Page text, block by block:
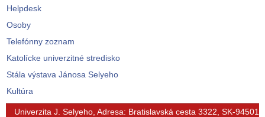
Helpdesk
Osoby
Telefónny zoznam
Katolícke univerzitné stredisko
Stála výstava Jánosa Selyeho
Kultúra
© Free Joomla! 3 Modules - by VinaGecko.com
Univerzita J. Selyeho, Adresa: Bratislavská cesta 3322, SK-94501